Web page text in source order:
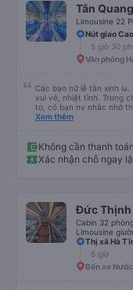
Tân
Limousine 22
Nút giao
5 giờ 30
Văn phòng
Các bạn nữ lễ tân xinh
vui vẻ, nhiệt tình. Trong chuyến đi của mình có 2 gia đình bác lớn tuổi nc khá
to, có bạn nv nhắc nhở
xấu thì mình ngược lại
bạn ấy nha. Nếu bạn ấy
trợ ạ. Số mình đuôi 666,
iu còn đổi cho mình
Xem thêm
Không cần thanh
Xác nhận chỗ ngay
Đức
Cabin 32
Limousine
Thị xã Hà
6 giờ
Bến xe